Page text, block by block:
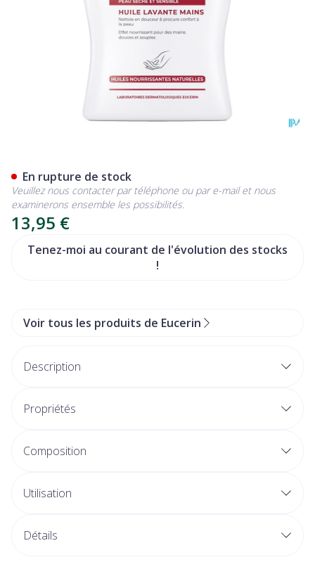
13,95 €
Tenez-moi au courant de l'évolution des stocks
!
En rupture de stock
Veuillez nous contacter par téléphone ou par e-mail et nous
examinerons ensemble les possibilités.
Voir tous les produits de Eucerin
Description
Propriétés
Composition
Utilisation
Détails